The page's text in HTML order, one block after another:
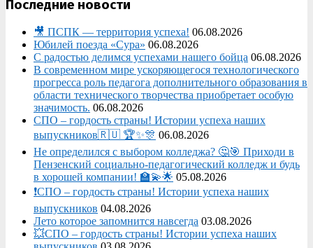
Последние новости
🎥 ПСПК — территория успеха! 06.08.2026
Юбилей поезда «Сура» 06.08.2026
С радостью делимся успехами нашего бойца 06.08.2026
В современном мире ускоряющегося технологического
прогресса роль педагога дополнительного образования в
области технического творчества приобретает особую
значимость. 06.08.2026
СПО – гордость страны! Истории успеха наших
выпускников🇷🇺 🏆✨🎊 06.08.2026
Не определился с выбором колледжа? 🤔🎯 Приходи в
Пензенский социально-педагогический колледж и будь
в хорошей компании! 🏫💫🌟 05.08.2026
❗СПО – гордость страны! Истории успеха наших
выпускников 04.08.2026
Лето которое запомнится навсегда 03.08.2026
💥СПО – гордость страны! Истории успеха наших